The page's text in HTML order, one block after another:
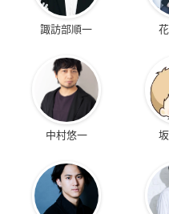
諏訪部順一
中村悠一